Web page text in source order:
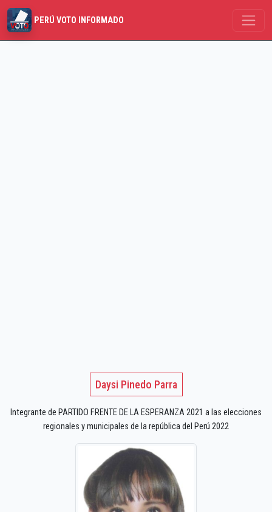
PERÚ VOTO INFORMADO
Daysi Pinedo Parra
Integrante de PARTIDO FRENTE DE LA ESPERANZA 2021 a las elecciones
regionales y municipales de la república del Perú 2022